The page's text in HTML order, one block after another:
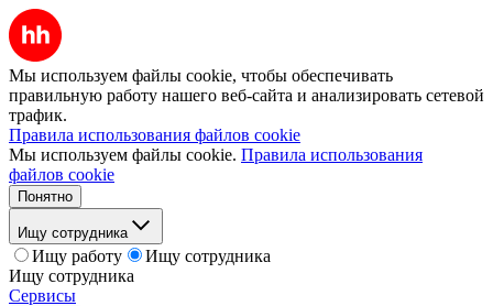
Мы используем файлы cookie, чтобы обеспечивать
правильную работу нашего веб-сайта и анализировать сетевой
трафик.
Правила использования файлов cookie
Мы используем файлы cookie. Правила использования
файлов cookie
Понятно
Ищу сотрудника
Ищу работу
Ищу сотрудника
Ищу сотрудника
Сервисы